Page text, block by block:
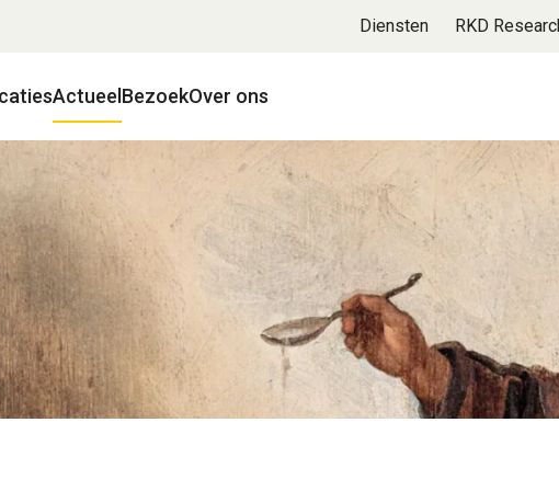
Actueel BezoekOver ons
Diensten RKD